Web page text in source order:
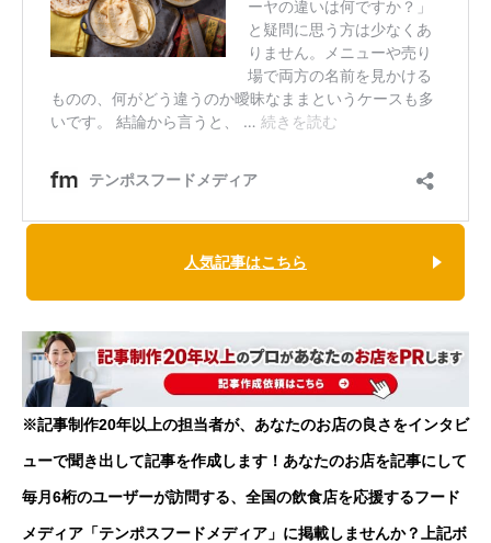
人気記事はこちら
※記事制作20年以上の担当者が、あなたのお店の良さをインタビ
ューで聞き出して記事を作成します！あなたのお店を記事にして
毎月6桁のユーザーが訪問する、全国の飲食店を応援するフード
メディア「テンポスフードメディア」に掲載しませんか？上記ボ